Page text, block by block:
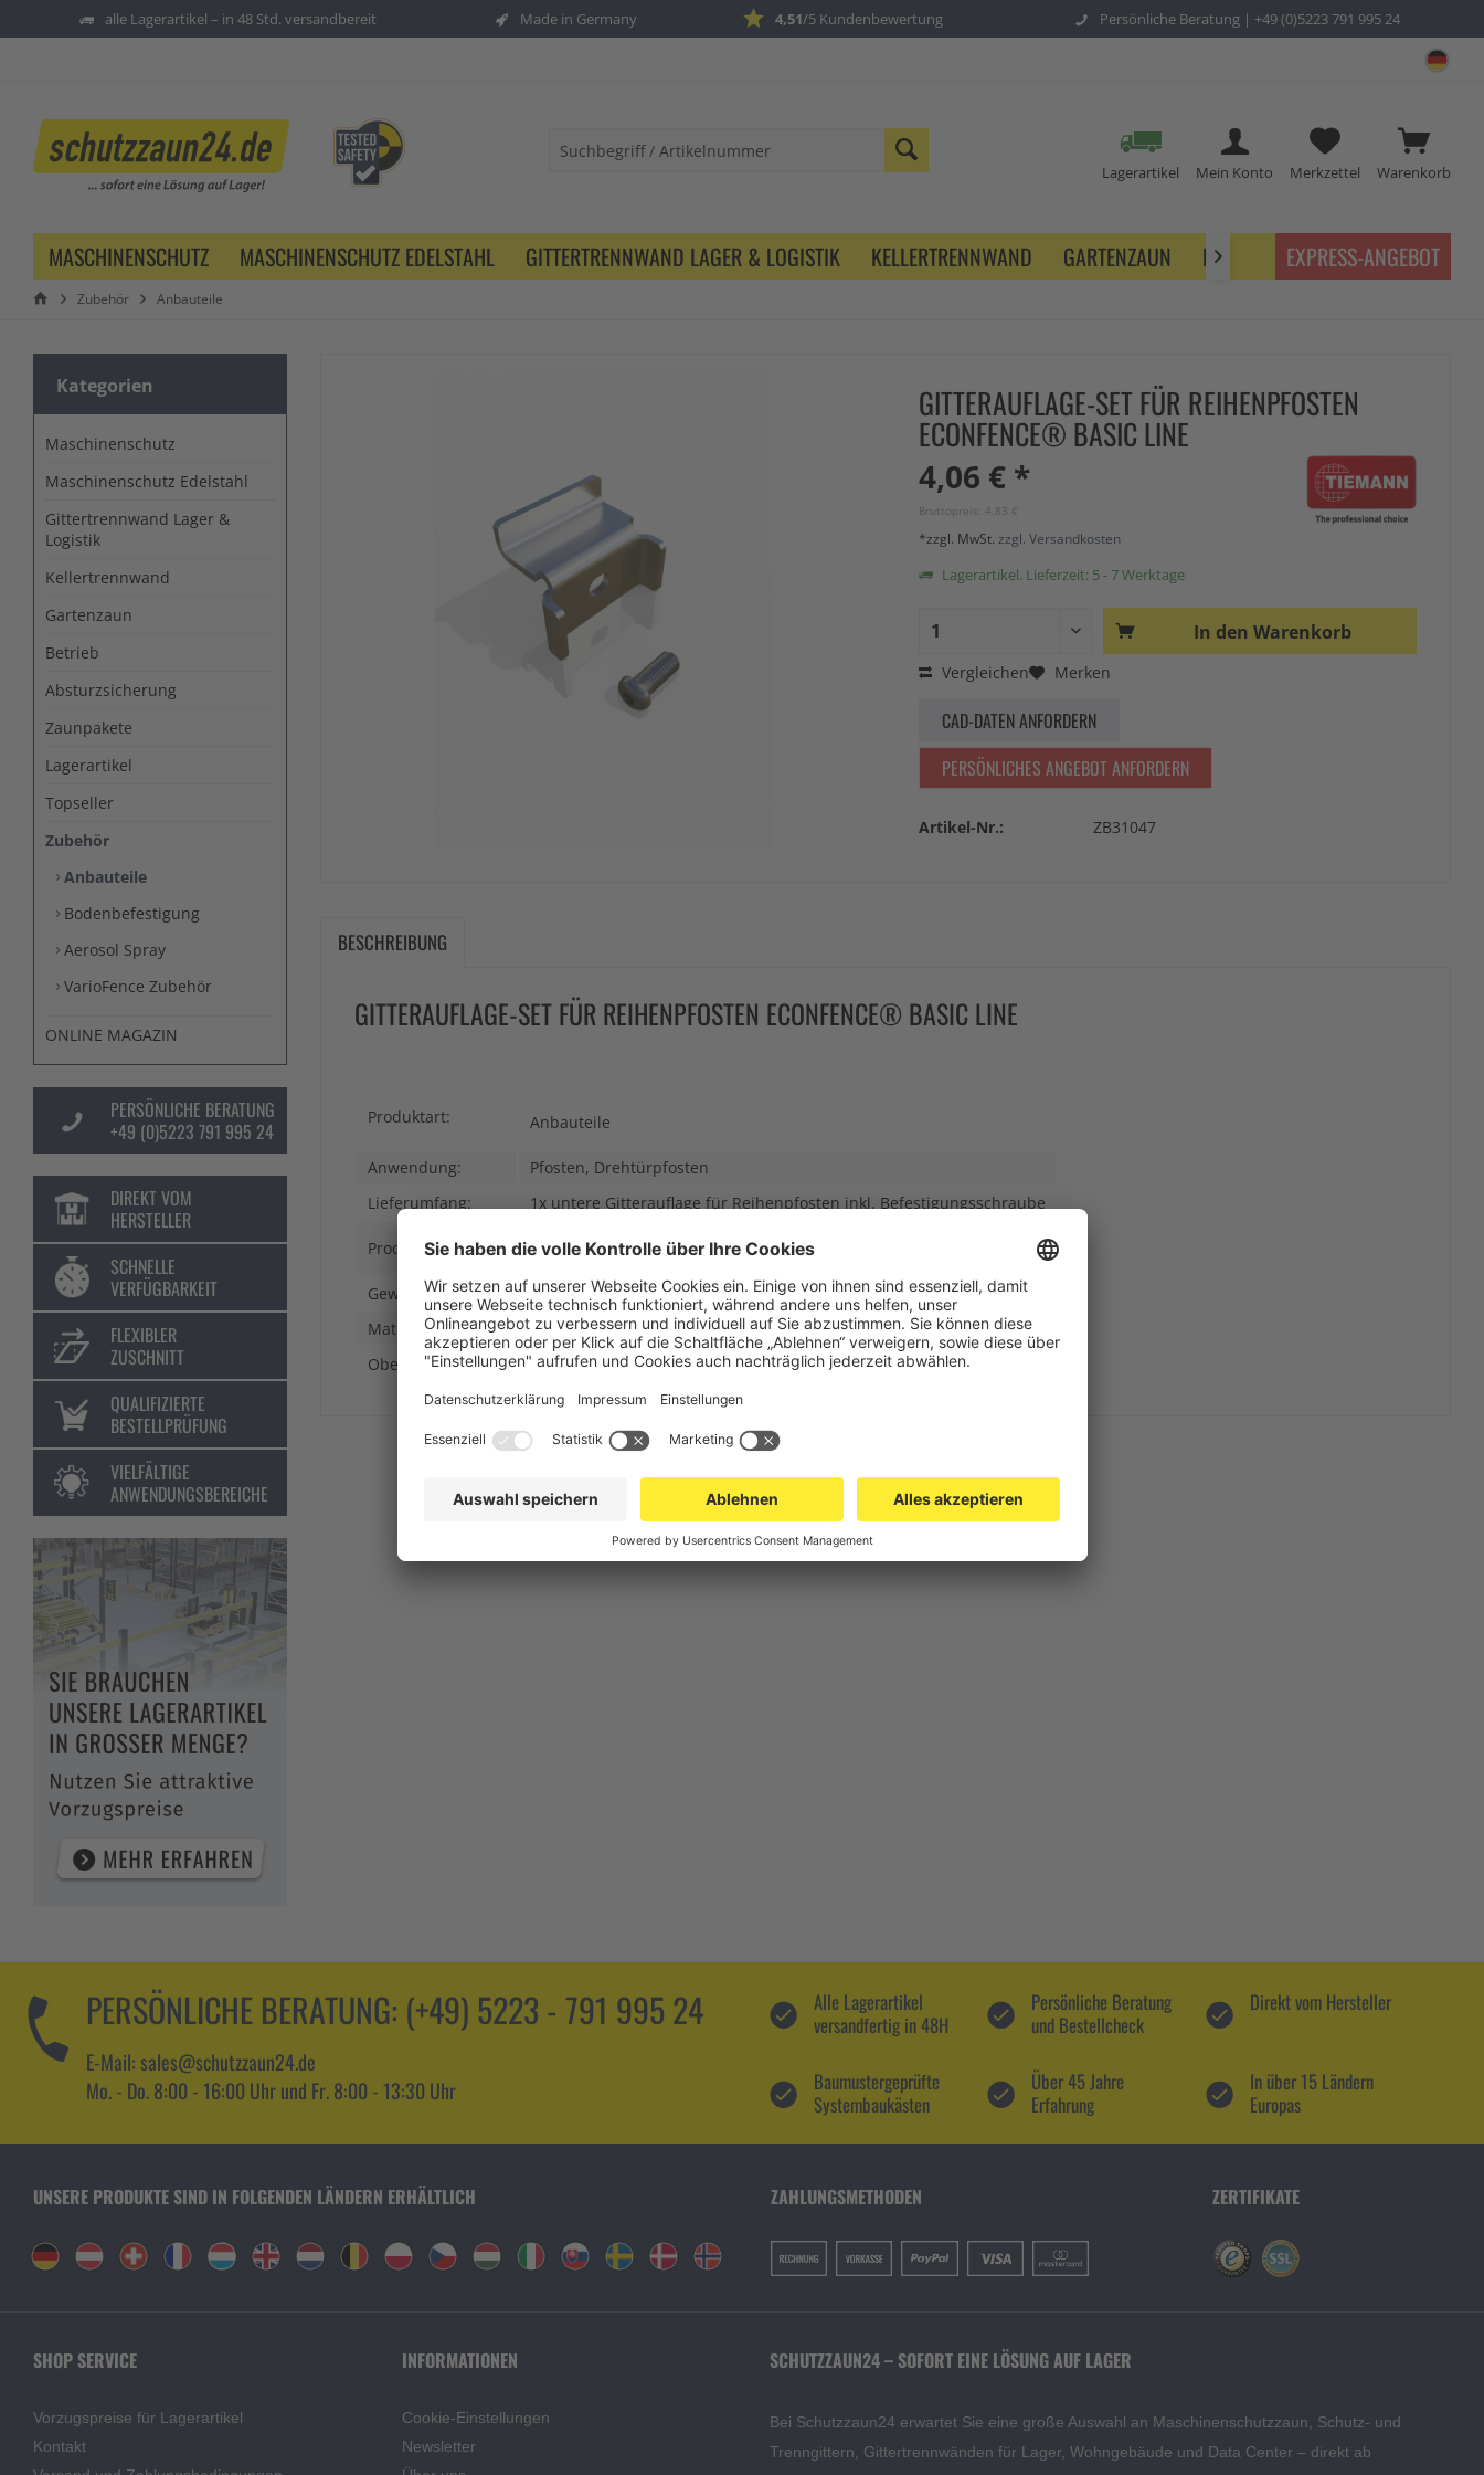
alle Lagerartikel – in 48 Std. versandbereit Made in Germany 4,51/5 Kundenbewertung Persönliche Beratung | +49 (0)5223 791 995 24
Warenkorb
Merkzettel
Mein Konto
Lagerartikel
MASCHINENSCHUTZ MASCHINENSCHUTZ EDELSTAHL GITTERTRENNWAND LAGER & LOGISTIK KELLERTRENNWAND GARTENZAUN BETRIEB
 EXPRESS-ANGEBOT
Zubehör Anbauteile
Kategorien
Maschinenschutz
Maschinenschutz Edelstahl
Gittertrennwand Lager &
Logistik
Kellertrennwand
Gartenzaun
Betrieb
Absturzsicherung
Zaunpakete
Lagerartikel
Topseller
Zubehör
Anbauteile
Bodenbefestigung
Aerosol Spray
VarioFence Zubehör
ONLINE MAGAZIN
PERSÖNLICHE BERATUNG
+49 (0)5223 791 995 24
DIREKT VOM
HERSTELLER
SCHNELLE
VERFÜGBARKEIT
FLEXIBLER
ZUSCHNITT
QUALIFIZIERTE
BESTELLPRÜFUNG
VIELFÄLTIGE
ANWENDUNGSBEREICHE
GITTERAUFLAGE-SET FÜR REIHENPFOSTEN
ECONFENCE® BASIC LINE
4,06 € *
Bruttopreis: 4,83 €
*zzgl. MwSt. zzgl. Versandkosten
Lagerartikel. Lieferzeit: 5 - 7 Werktage
In den Warenkorb
Vergleichen Merken
CAD-DATEN ANFORDERN
PERSÖNLICHES ANGEBOT ANFORDERN
Artikel-Nr.: ZB31047
BESCHREIBUNG
GITTERAUFLAGE-SET FÜR REIHENPFOSTEN ECONFENCE® BASIC LINE
Produktart: Anbauteile
Anwendung:
Pfosten, Drehtürpfosten
Lieferumfang:
1x untere Gitterauflage für Reihenpfosten inkl. Befestigungsschraube
Produktlinie: BASIC LINE
Gewicht:
0,04 kg
Material:
Edelstahl
Oberflächenfinish:
-
PERSÖNLICHE BERATUNG: (+49) 5223 - 791 995 24
E-Mail: sales@schutzzaun24.de
Mo. - Do. 8:00 - 16:00 Uhr und Fr. 8:00 - 13:30 Uhr
Alle Lagerartikel
versandfertig in 48H
Persönliche Beratung
und Bestellcheck
Direkt vom Hersteller
Baumustergeprüfte
Systembaukästen
Über 45 Jahre
Erfahrung
In über 15 Ländern
Europas
UNSERE PRODUKTE SIND IN FOLGENDEN LÄNDERN ERHÄLTLICH ZAHLUNGSMETHODEN ZERTIFIKATE
SHOP SERVICE
Vorzugspreise für Lagerartikel
Kontakt
INFORMATIONEN
Cookie-Einstellungen
Newsletter
SCHUTZZAUN24 – SOFORT EINE LÖSUNG AUF LAGER
Bei Schutzzaun24 erwartet Sie eine große Auswahl an Maschinenschutzzaun, Schutz- und
Trenngittern, Gittertrennwänden für Lager, Wohngebäude und Data Center – direkt ab